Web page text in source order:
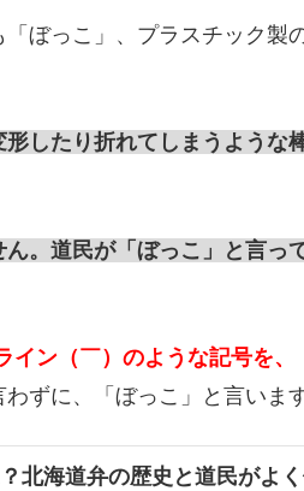
ぼっこ」、プラスチック製
したり折れてしまうような
。道民が「ぼっこ」と言っ
イン（￣）のような記号を、
ずに、「ぼっこ」と言います
北海道弁の歴史と道民がよ